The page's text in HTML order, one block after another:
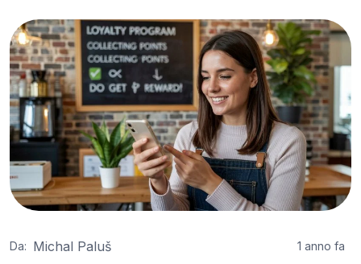
Da: Michal Paluš 1 anno fa